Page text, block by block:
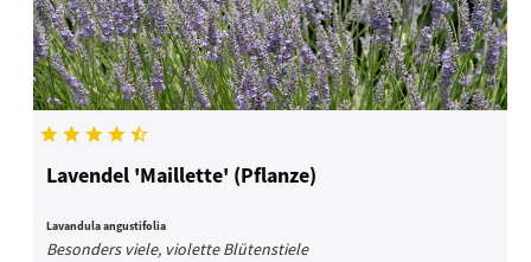
Lavendel 'Maillette' (Pflanze)
Lavandula angustifolia
Besonders viele, violette Blütenstiele